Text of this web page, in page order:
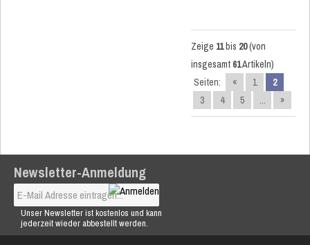
Zeige 11bis 20(von
insgesamt 61Artikeln)
Seiten:
« 1
2
3
4 5 ... »
Newsletter-Anmeldung
Unser Newsletter ist kostenlos und kann
jederzeit wieder abbestellt werden.